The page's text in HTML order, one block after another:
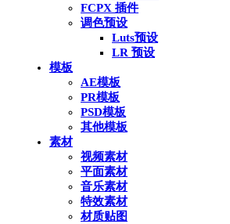
FCPX 插件
调色预设
Luts预设
LR 预设
模板
AE模板
PR模板
PSD模板
其他模板
素材
视频素材
平面素材
音乐素材
特效素材
材质贴图